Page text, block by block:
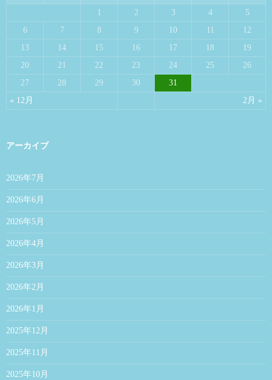
« 12月 2月 »
1 2 3 4
5
6
7 8 9 10 11
12
13
14 15 16 17 18
19
20
21 22 23 24 25
26
27
28 29 30 31
アーカイブ
2026年7月
2026年6月
2026年5月
2026年4月
2026年3月
2026年2月
2026年1月
2025年12月
2025年11月
2025年10月